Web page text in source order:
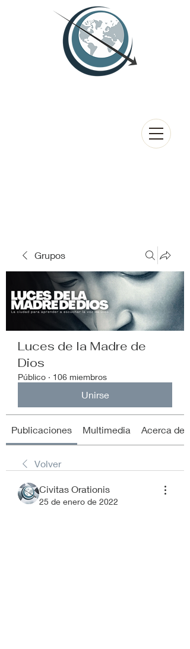
Grupos
Luces de la Madre de
Dios
Público · 106 miembros
Unirse
Publicaciones Multimedia Acerca de
Volver
Civitas Orationis
25 de enero de 2022